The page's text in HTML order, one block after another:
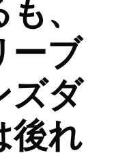
、
ーブ
ズダ
後れ